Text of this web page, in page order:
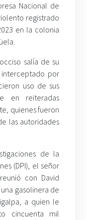
Nacional de
registrado
en la colonia
salía de su
por
uso de sus
en reiteradas
quienes fueron
las autoridades
de la
(DPI), el señor
con David
gasolinera de
a quien le
cincuenta mil